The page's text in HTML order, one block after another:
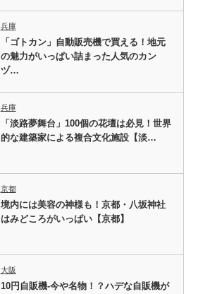
兵庫
「ゴトカン」自動販売機で買える！地元
の魅力がいっぱい詰まった人気のカン
ヅ…
兵庫
「淡路夢舞台」100個の花壇は必見！世界
的な建築家による複合文化施設【淡…
京都
境内には美容の神様も！京都・八坂神社
はみどころがいっぱい【京都】
大阪
10円自販機-今や名物！？ハデな自販機が